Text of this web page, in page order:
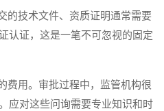
技术文件、资质证明通常需要
认证，这是一笔不可忽视的固定
用。审批过程中，监管机构很
应对这些问询需要专业知识和时